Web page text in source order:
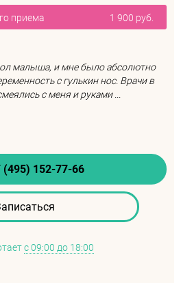
приема 1 900 руб.
малыша, и мне было абсолютно
с гулькин нос. Врачи в
с меня и руками ...
(495) 152-77-66
с 09:00 до 18:00